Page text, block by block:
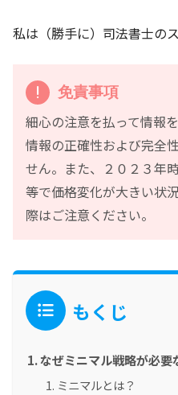
私は（勝手に）司法書士の
免責事項
細心の注意を払って情報
情報の正確性および完全
せん。また、２０２３年
等で価格変化が大きい状
際はご注意ください。
もくじ
なぜミニマル戦略が必要
ミニマルとは？